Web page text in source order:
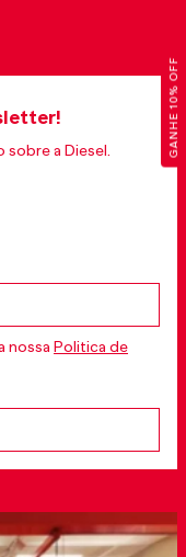
GANHE 10% OFF
a Diesel.
nossa Politica de